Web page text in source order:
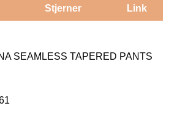
Stjerner Link
SEAMLESS TAPERED PANTS